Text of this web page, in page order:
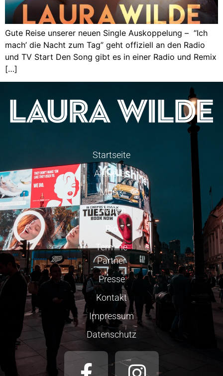
Gute Reise unserer neuen Single Auskoppelung – “Ich
mach’ die Nacht zum Tag” geht offiziell an den Radio
und TV Start Den Song gibt es in einer Radio und Remix
[…]
Startseite
Aktuelles
Musik
Medien
Bio
Termine
Partner
Presse
Kontakt
Impressum
Datenschutz